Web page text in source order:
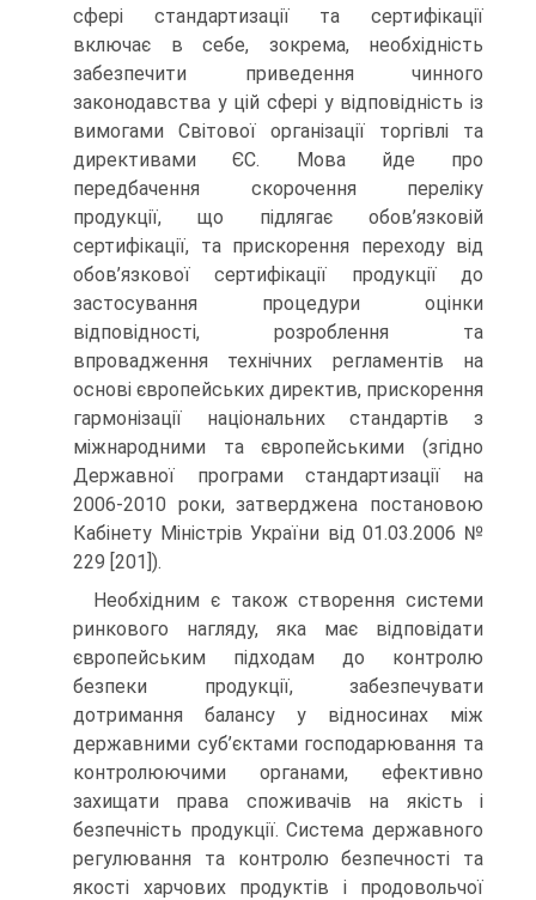
сфері стандартизації та сертифікації
включає в себе, зокрема, необхідність
забезпечити приведення чинного
законодавства у цій сфері у відповідність із
вимогами Світової організації торгівлі та
директивами ЄС. Мова йде про
передбачення скорочення переліку
продукції, що підлягає обов’язковій
сертифікації, та прискорення переходу від
обов’язкової сертифікації продукції до
застосування процедури оцінки
відповідності, розроблення та
впровадження технічних регламентів на
основі європейських директив, прискорення
гармонізації національних стандартів з
міжнародними та європейськими (згідно
Державної програми стандартизації на
2006-2010 роки, затверджена постановою
Кабінету Міністрів України від 01.03.2006 №
229 [201]).
Необхідним є також створення системи
ринкового нагляду, яка має відповідати
європейським підходам до контролю
безпеки продукції, забезпечувати
дотримання балансу у відносинах між
державними суб’єктами господарювання та
контролюючими органами, ефективно
захищати права споживачів на якість і
безпечність продукції. Система державного
регулювання та контролю безпечності та
якості харчових продуктів і продовольчої